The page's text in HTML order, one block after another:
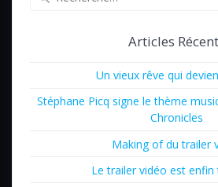
Articles
Un vieux rêve qui
Stéphane Picq signe le thème
Chronicles
Making of du trailer
Le trailer vidéo est enfin